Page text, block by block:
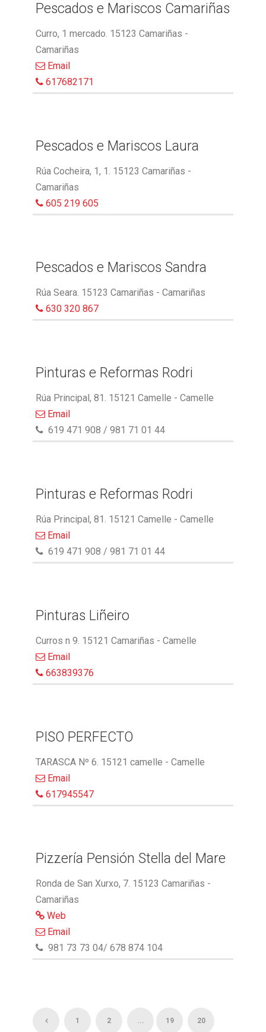
Pescados e Mariscos Camariñas
Curro, 1 mercado. 15123 Camariñas -
Camariñas
Email
617682171
Pescados e Mariscos Laura
Rúa Cocheira, 1, 1. 15123 Camariñas -
Camariñas
605 219 605
Pescados e Mariscos Sandra
Rúa Seara. 15123 Camariñas - Camariñas
630 320 867
Pinturas e Reformas Rodri
Rúa Principal, 81. 15121 Camelle - Camelle
Email
619 471 908 / 981 71 01 44
Pinturas e Reformas Rodri
Rúa Principal, 81. 15121 Camelle - Camelle
Email
619 471 908 / 981 71 01 44
Pinturas Liñeiro
Curros n 9. 15121 Camariñas - Camelle
Email
663839376
PISO PERFECTO
TARASCA Nº 6. 15121 camelle - Camelle
Email
617945547
Pizzería Pensión Stella del Mare
Ronda de San Xurxo, 7. 15123 Camariñas -
Camariñas
Web
Email
981 73 73 04/ 678 874 104
1 2 ... 19 20